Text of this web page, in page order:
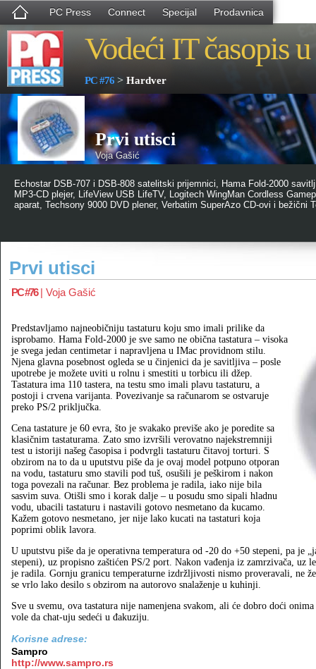
PC Press Connect Specijal Prodavnica
Vodeći IT časopis
PC #76 > Hardver
Prvi utisci
Voja Gašić
Echostar DSB-707 i DSB-808 satelitski prijemnici, Hama Fold-2000
MP3-CD plejer, LifeView USB LifeTV, Logitech WingMan Cordless
aparat, Techsony 9000 DVD plener, Verbatim SuperAzo CD-ovi i bežični
Prvi utisci
PC #76| Voja Gašić
Predstavljamo najneobičniju tastaturu koju smo imali prilike da
isprobamo. Hama Fold-2000 je sve samo ne obična tastatura – visoka
je svega jedan centimetar i napravljena u IMac providnom stilu.
Njena glavna posebnost ogleda se u činjenici da je savitljiva – posle
upotrebe je možete uviti u rolnu i smestiti u torbicu ili džep.
Tastatura ima 110 tastera, na testu smo imali plavu tastaturu, a
postoji i crvena varijanta. Povezivanje sa računarom se ostvaruje
preko PS/2 priključka.
Cena tastature je 60 evra, što je svakako previše ako je poredite sa
klasičnim tastaturama. Zato smo izvršili verovatno najekstremniji
test u istoriji našeg časopisa i podvrgli tastaturu čitavoj torturi. S
obzirom na to da u uputstvu piše da je ovaj model potpuno otporan
na vodu, tastaturu smo stavili pod tuš, osušili je peškirom i nakon
toga povezali na računar. Bez problema je radila, iako nije bila
sasvim suva. Otišli smo i korak dalje – u posudu smo sipali hladnu
vodu, ubacili tastaturu i nastavili gotovo nesmetano da kucamo.
Kažem gotovo nesmetano, jer nije lako kucati na tastaturi koja
poprimi oblik lavora.
U uputstvu piše da je operativna temperatura od -20 do +50 stepeni, pa je
stepeni), uz propisno zaštićen PS/2 port. Nakon vađenja iz zamrzivača, uz
je radila. Gornju granicu temperaturne izdržljivosti nismo proveravali, ne
se vrlo lako desilo s obzirom na autorovo snalaženje u kuhinji.
Sve u svemu, ova tastatura nije namenjena svakom, ali će dobro doći
vole da chat-uju sedeći u đakuziju.
Korisne adrese:
Sampro
http://www.sampro.rs